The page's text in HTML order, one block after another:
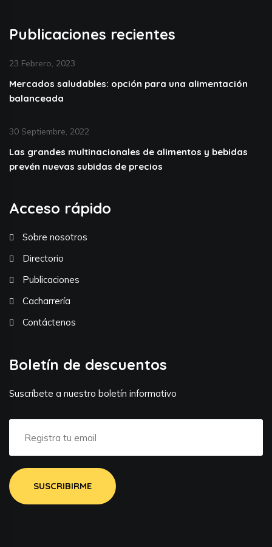
Publicaciones recientes
23 Febrero, 2023
Mercados saludables: opción para una alimentación
balanceada
30 Septiembre, 2022
Las grandes multinacionales de alimentos y bebidas
prevén nuevas subidas de precios
Acceso rápido
Sobre nosotros
Directorio
Publicaciones
Cacharrería
Contáctenos
Boletín de descuentos
Suscríbete a nuestro boletín informativo
SUSCRIBIRME